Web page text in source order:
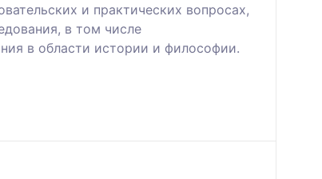
и практических вопросах,
в том числе
в области истории и философии.